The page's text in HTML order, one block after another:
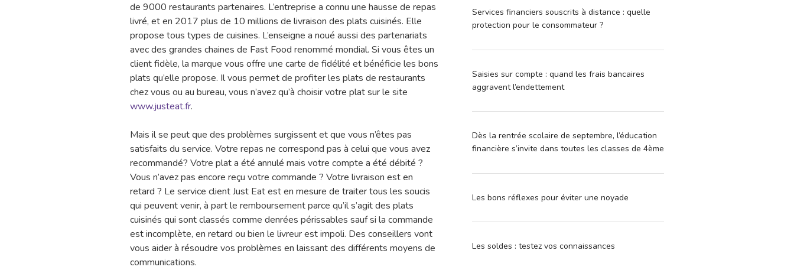
de 9000 restaurants partenaires. L’entreprise a connu une hausse de repas
livré, et en 2017 plus de 10 millions de livraison des plats cuisinés. Elle
propose tous types de cuisines. L’enseigne a noué aussi des partenariats
avec des grandes chaines de Fast Food renommé mondial. Si vous êtes un
client fidèle, la marque vous offre une carte de fidélité et bénéficie les bons
plats qu’elle propose. Il vous permet de profiter les plats de restaurants
chez vous ou au bureau, vous n’avez qu’à choisir votre plat sur le site
www.justeat.fr.
Mais il se peut que des problèmes surgissent et que vous n’êtes pas
satisfaits du service. Votre repas ne correspond pas à celui que vous avez
recommandé? Votre plat a été annulé mais votre compte a été débité ?
Vous n’avez pas encore reçu votre commande ? Votre livraison est en
retard ? Le service client Just Eat est en mesure de traiter tous les soucis
qui peuvent venir, à part le remboursement parce qu’il s’agit des plats
cuisinés qui sont classés comme denrées périssables sauf si la commande
est incomplète, en retard ou bien le livreur est impoli. Des conseillers vont
vous aider à résoudre vos problèmes en laissant des différents moyens de
communications.
Services financiers souscrits à distance : quelle
protection pour le consommateur ?
Saisies sur compte : quand les frais bancaires
aggravent l’endettement
Dès la rentrée scolaire de septembre, l’éducation
financière s’invite dans toutes les classes de 4ème
Les bons réflexes pour éviter une noyade
Les soldes : testez vos connaissances